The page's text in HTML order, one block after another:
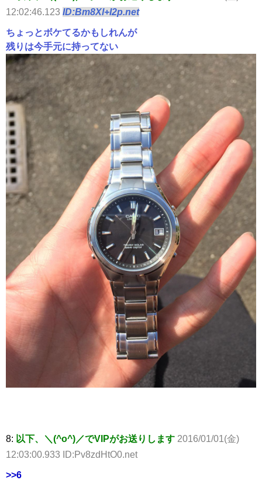
12:02:46.123 ID:Bm8Xl+I2p.net
ちょっとボケてるかもしれんが
残りは今手元に持ってない
8: 以下、＼(^o^)／でVIPがお送りします 2016/01/01(金)
12:03:00.933 ID:Pv8zdHtO0.net
>>6